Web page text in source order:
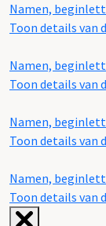
Namen,
Toon details van
Namen,
Toon details van
Namen,
Toon details van
Namen,
Toon details van